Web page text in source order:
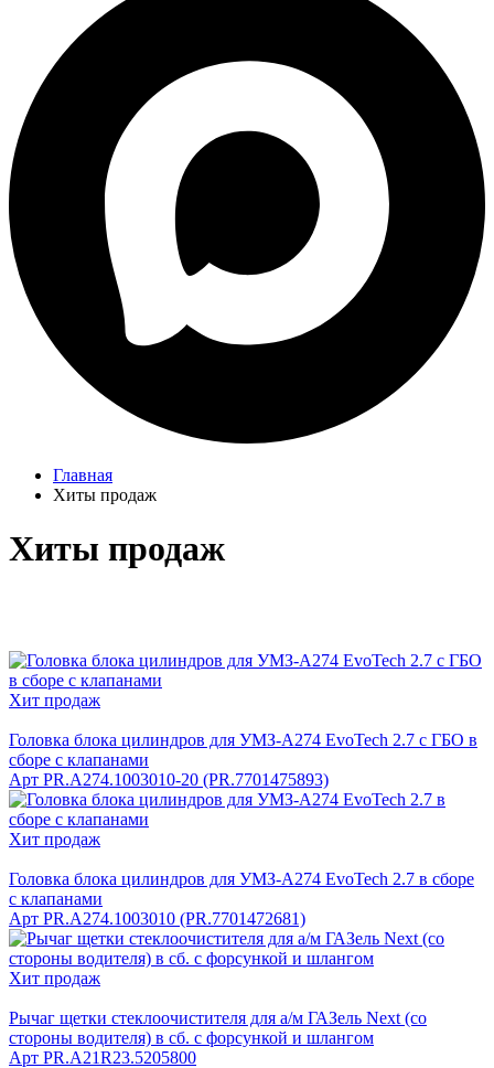
Главная
Хиты продаж
Хиты продаж
Хит продаж
Головка блока цилиндров для УМЗ-A274 EvoTech 2.7 с ГБО в
сборе с клапанами
Арт PR.A274.1003010-20 (PR.7701475893)
Хит продаж
Головка блока цилиндров для УМЗ-A274 EvoTech 2.7 в сборе
с клапанами
Арт PR.A274.1003010 (PR.7701472681)
Хит продаж
Рычаг щетки стеклоочистителя для а/м ГАЗель Next (со
стороны водителя) в сб. с форсункой и шлангом
Арт PR.A21R23.5205800